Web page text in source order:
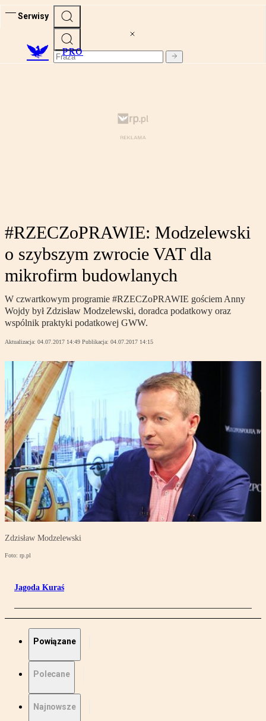
Serwisy
PRO
#RZECZoPRAWIE: Modzelewski
o szybszym zwrocie VAT dla
mikrofirm budowlanych
W czwartkowym programie #RZECZoPRAWIE gościem Anny
Wojdy był Zdzisław Modzelewski, doradca podatkowy oraz
wspólnik praktyki podatkowej GWW.
Aktualizacja: 04.07.2017 14:49 Publikacja: 04.07.2017 14:15
Zdzisław Modzelewski
Foto: rp.pl
Jagoda Kuraś
Powiązane
Polecane
Najnowsze